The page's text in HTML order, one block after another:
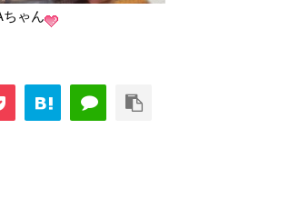
ゃん